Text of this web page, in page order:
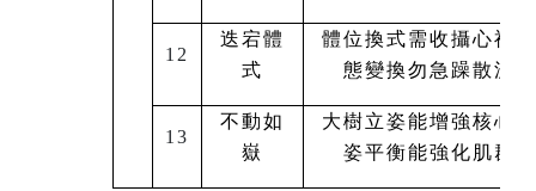
12
迭宕體
式
體位換式需收攝心神
態變換勿急躁散漫。
13
不動如
嶽
大樹立姿能增強核心
姿平衡能強化肌群。